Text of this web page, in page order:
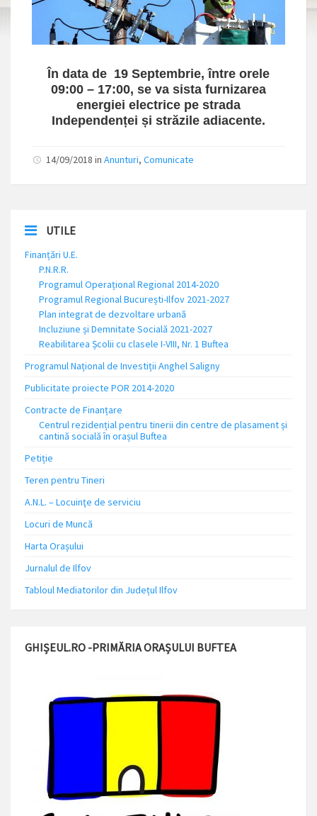
În data de 19 Septembrie, între orele
09:00 – 17:00, se va sista furnizarea
energiei electrice pe strada
Independenței și străzile adiacente.
14/09/2018 in Anunturi, Comunicate
UTILE
Finanțări U.E.
P.N.R.R.
Programul Operațional Regional 2014-2020
Programul Regional București-Ilfov 2021-2027
Plan integrat de dezvoltare urbană
Incluziune și Demnitate Socială 2021-2027
Reabilitarea Școlii cu clasele I-VIII, Nr. 1 Buftea
Programul Național de Investiții Anghel Saligny
Publicitate proiecte POR 2014-2020
Contracte de Finanțare
Centrul rezidențial pentru tinerii din centre de plasament și
cantină socială în orașul Buftea
Petiție
Teren pentru Tineri
A.N.L. – Locuinţe de serviciu
Locuri de Muncă
Harta Orașului
Jurnalul de Ilfov
Tabloul Mediatorilor din Județul Ilfov
GHIȘEUL.RO -PRIMĂRIA ORAȘULUI BUFTEA